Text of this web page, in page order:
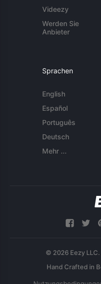
Videezy
Werden Sie
Anbieter
Sprachen
English
Español
Português
Deutsch
Mehr ...
© 2026 Eezy